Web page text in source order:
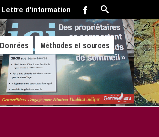
Lettre d'information
Données Méthodes et sources